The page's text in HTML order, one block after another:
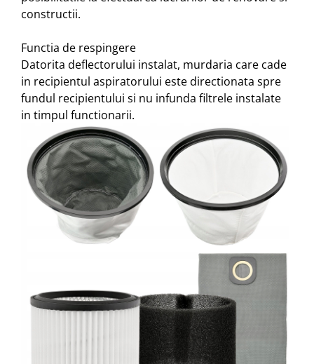
constructii.
Functia de respingere
Datorita deflectorului instalat, murdaria care cade
in recipientul aspiratorului este directionata spre
fundul recipientului si nu infunda filtrele instalate
in timpul functionarii.